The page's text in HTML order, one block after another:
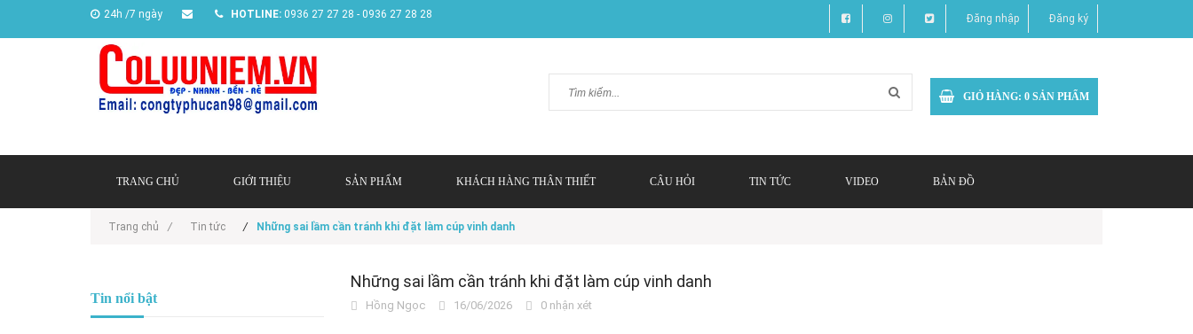
24h /7 ngày HOTLINE: 0936 27 27 28 - 0936 27 28 28 Đăng nhập Đăng ký
GIỎ HÀNG: 0 SẢN PHẨM
TRANG CHỦ GIỚI THIỆU SẢN PHẨM KHÁCH HÀNG THÂN THIẾT CÂU HỎI TIN TỨC VIDEO BẢN ĐỒ
Trang chủ / Tin tức / Những sai lầm cần tránh khi đặt làm cúp vinh danh
Tin nổi bật
Những sai lầm cần tránh khi đặt làm cúp vinh danh
Hồng Ngọc 16/06/2026 0 nhận xét